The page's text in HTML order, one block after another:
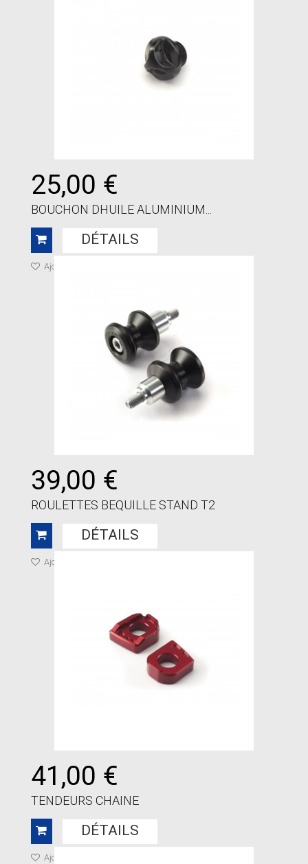
25,00 €
BOUCHON DHUILE ALUMINIUM...
DÉTAILS
Ajouter à ma liste de cadeaux
39,00 €
ROULETTES BEQUILLE STAND T2
DÉTAILS
Ajouter à ma liste de cadeaux
41,00 €
TENDEURS CHAINE
DÉTAILS
Ajouter à ma liste de cadeaux